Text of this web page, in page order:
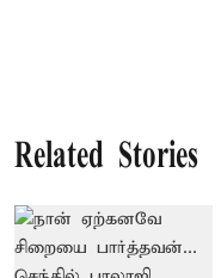
Related Stories